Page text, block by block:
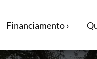
Financiamento ›